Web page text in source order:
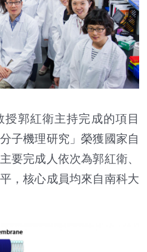
郭紅衛主持完成的項目
子機理研究」榮獲國家自
要完成人依次為郭紅衛、
，核心成員均來自南科大